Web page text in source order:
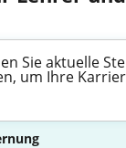
Sie aktuelle
um Ihre